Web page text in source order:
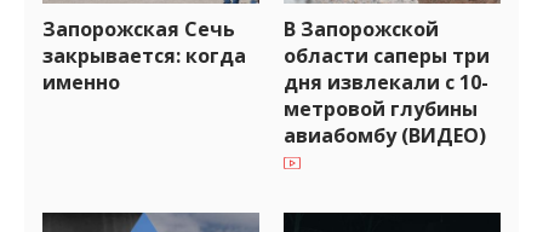
Запорожская Сечь
закрывается: когда
именно
В Запорожской
области саперы три
дня извлекали с 10-
метровой глубины
авиабомбу (ВИДЕО)